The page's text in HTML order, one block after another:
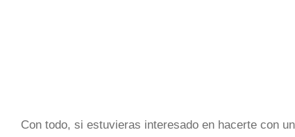
Con todo, si estuvieras interesado en hacerte con un